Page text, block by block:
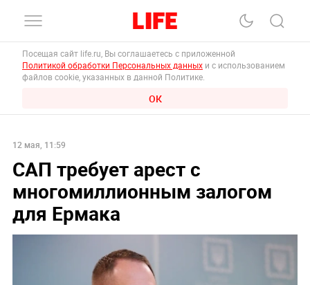
Посещая сайт life.ru, Вы соглашаетесь с приложенной
Политикой обработки Персональных данных и с использованием
файлов cookie, указанных в данной Политике.
ОК
12 мая, 11:59
САП требует арест с
многомиллионным залогом
для Ермака